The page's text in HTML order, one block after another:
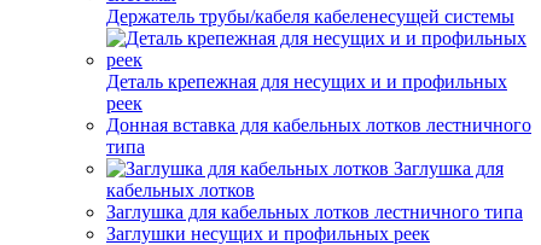
Держатель трубы/кабеля кабеленесущей системы
Деталь крепежная для несущих и и профильных
реек
Донная вставка для кабельных лотков лестничного
типа
Заглушка для
кабельных лотков
Заглушка для кабельных лотков лестничного типа
Заглушки несущих и профильных реек